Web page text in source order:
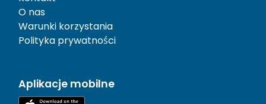
O nas
Warunki korzystania
Polityka prywatności
Aplikacje mobilne